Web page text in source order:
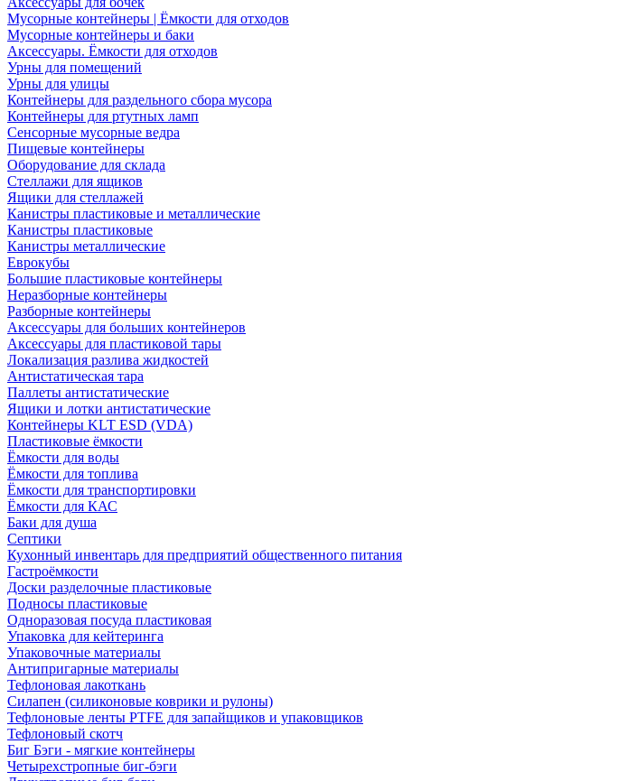
Мусорные контейнеры | Ёмкости для отходов
Мусорные контейнеры и баки
Аксессуары. Ёмкости для отходов
Урны для помещений
Урны для улицы
Контейнеры для раздельного сбора мусора
Контейнеры для ртутных ламп
Сенсорные мусорные ведра
Пищевые контейнеры
Оборудование для склада
Стеллажи для ящиков
Ящики для стеллажей
Канистры пластиковые и металлические
Канистры пластиковые
Канистры металлические
Еврокубы
Большие пластиковые контейнеры
Неразборные контейнеры
Разборные контейнеры
Аксессуары для больших контейнеров
Аксессуары для пластиковой тары
Локализация разлива жидкостей
Антистатическая тара
Паллеты антистатические
Ящики и лотки антистатические
Контейнеры KLT ESD (VDA)
Пластиковые ёмкости
Ёмкости для воды
Ёмкости для топлива
Ёмкости для транспортировки
Ёмкости для КАС
Баки для душа
Септики
Кухонный инвентарь для предприятий общественного питания
Гастроёмкости
Доски разделочные пластиковые
Подносы пластиковые
Одноразовая посуда пластиковая
Упаковка для кейтеринга
Упаковочные материалы
Антипригарные материалы
Тефлоновая лакоткань
Силапен (силиконовые коврики и рулоны)
Тефлоновые ленты PTFE для запайщиков и упаковщиков
Тефлоновый скотч
Биг Бэги - мягкие контейнеры
Четырехстропные биг-бэги